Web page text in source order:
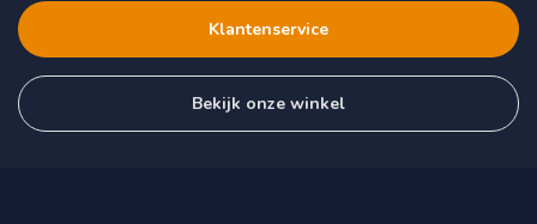
Klantenservice
Bekijk onze winkel